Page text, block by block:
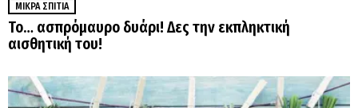
ΜΙΚΡΆ ΣΠΊΤΙΑ
Το… ασπρόμαυρο δυάρι! Δες την εκπληκτική
αισθητική του!